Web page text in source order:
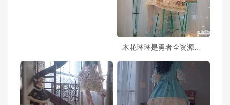
木花琳琳是勇者全资源，定制cos作品来袭